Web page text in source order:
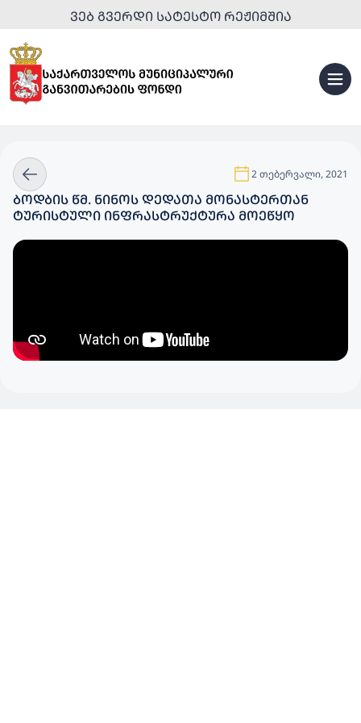
ᲕᲔᲑ ᲒᲕᲔᲠᲓᲘ ᲡᲐᲢᲔᲡᲢᲝ ᲠᲔᲟᲘᲛᲨᲘᲐ
2 თებერვალი, 2021
ᲑᲝᲓᲑᲘᲡ ᲬᲛ. ᲜᲘᲜᲝᲡ ᲓᲔᲓᲐᲗᲐ ᲛᲝᲜᲐᲡᲢᲔᲠᲗᲐᲜ
ᲢᲣᲠᲘᲡᲢᲣᲚᲘ ᲘᲜᲤᲠᲐᲡᲢᲠᲣᲥᲢᲣᲠᲐ ᲛᲝᲔᲬᲧᲝ